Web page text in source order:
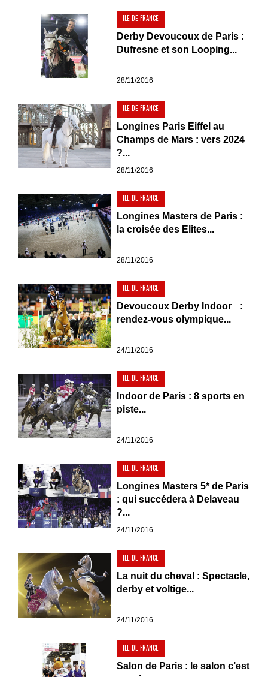
ILE DE FRANCE
Derby Devoucoux de Paris :
Dufresne et son Looping...
28/11/2016
ILE DE FRANCE
Longines Paris Eiffel au
Champs de Mars : vers 2024
?...
28/11/2016
ILE DE FRANCE
Longines Masters de Paris :
la croisée des Elites...
28/11/2016
ILE DE FRANCE
Devoucoux Derby Indoor :
rendez-vous olympique...
24/11/2016
ILE DE FRANCE
Indoor de Paris : 8 sports en
piste...
24/11/2016
ILE DE FRANCE
Longines Masters 5* de Paris
: qui succédera à Delaveau
?...
24/11/2016
ILE DE FRANCE
La nuit du cheval : Spectacle,
derby et voltige...
24/11/2016
ILE DE FRANCE
Salon de Paris : le salon c’est